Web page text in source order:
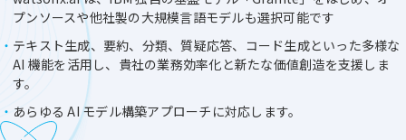
プンソースや他社製の大規模言語モデルも選択可能です
テキスト生成、要約、分類、質疑応答、コード生成といった多様な
AI 機能を活用し、貴社の業務効率化と新たな価値創造を支援しま
す。
あらゆる AI モデル構築アプローチに対応します。